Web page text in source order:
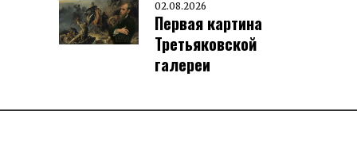
02.08.2026
Первая картина
Третьяковской
галереи